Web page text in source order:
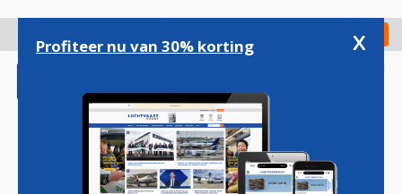
gaan
Check in
Profiteer nu van 30% korting x